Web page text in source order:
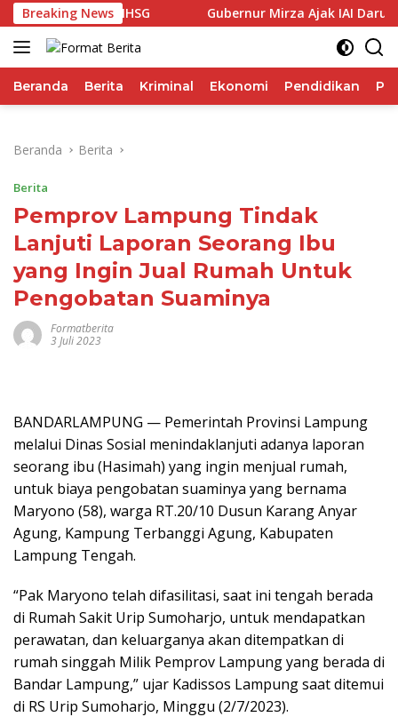
Langsung
ke
konten
Breaking News
Performa IHSG Gubernur Mirza Ajak IAI Darul
Beranda Berita Kriminal Ekonomi Pendidikan
Beranda Berita
Berita
Pemprov Lampung Tindak
Lanjuti Laporan Seorang Ibu
yang Ingin Jual Rumah Untuk
Pengobatan Suaminya
Formatberita
3 Juli 2023
BANDARLAMPUNG — Pemerintah Provinsi Lampung
melalui Dinas Sosial menindaklanjuti adanya laporan
seorang ibu (Hasimah) yang ingin menjual rumah,
untuk biaya pengobatan suaminya yang bernama
Maryono (58), warga RT.20/10 Dusun Karang Anyar
Agung, Kampung Terbanggi Agung, Kabupaten
Lampung Tengah.
“Pak Maryono telah difasilitasi, saat ini tengah berada
di Rumah Sakit Urip Sumoharjo, untuk mendapatkan
perawatan, dan keluarganya akan ditempatkan di
rumah singgah Milik Pemprov Lampung yang berada di
Bandar Lampung,” ujar Kadissos Lampung saat ditemui
di RS Urip Sumoharjo, Minggu (2/7/2023).